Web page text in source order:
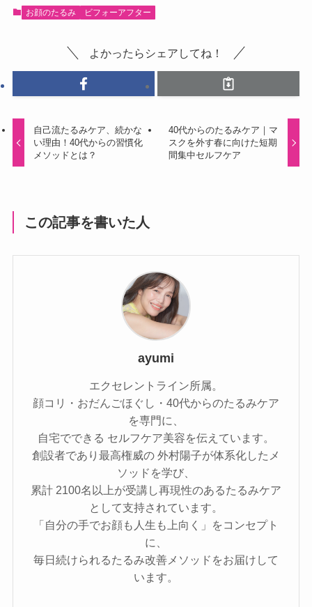
お顔のたるみ ビフォーアフター
よかったらシェアしてね！
自己流たるみケア、続かな
い理由！40代からの習慣化
メソッドとは？
40代からのたるみケア｜マ
スクを外す春に向けた短期
間集中セルフケア
この記事を書いた人
ayumi
エクセレントライン所属。
顔コリ・おだんごほぐし・40代からのたるみケア
を専門に、
自宅でできる セルフケア美容を伝えています。
創設者であり最高権威の 外村陽子が体系化したメ
ソッドを学び、
累計 2100名以上が受講し再現性のあるたるみケア
として支持されています。
「自分の手でお顔も人生も上向く」をコンセプト
に、
毎日続けられるたるみ改善メソッドをお届けして
います。